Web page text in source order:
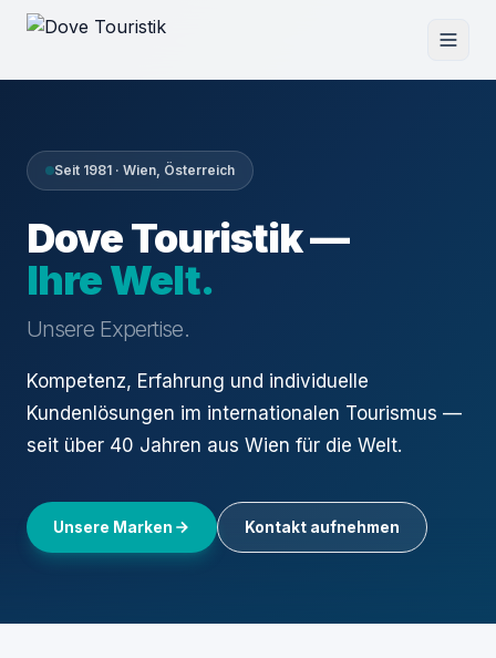
Seit 1981 · Wien, Österreich
Dove Touristik —
Ihre Welt.
Unsere Expertise.
Kompetenz, Erfahrung und individuelle
Kundenlösungen im internationalen Tourismus —
seit über 40 Jahren aus Wien für die Welt.
Unsere Marken Kontakt aufnehmen